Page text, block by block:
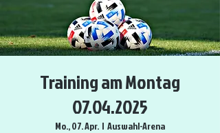
Training am Montag
07.04.2025
Mo., 07. Apr.
  |
Auswahl-Arena